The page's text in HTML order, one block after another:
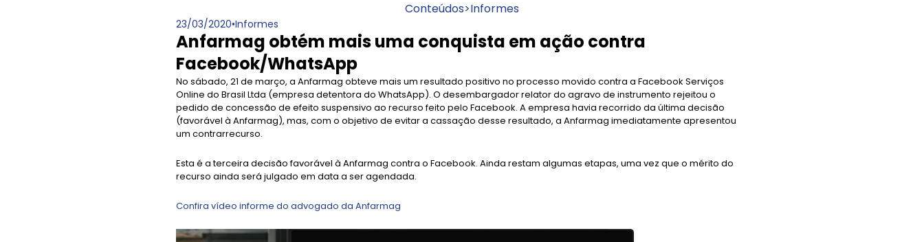
Conteúdos>Informes
23/03/2020•Informes
Anfarmag obtém mais uma conquista em ação contra
Facebook/WhatsApp
No sábado, 21 de março, a Anfarmag obteve mais um resultado positivo no processo movido contra a Facebook Serviços
Online do Brasil Ltda (empresa detentora do WhatsApp). O desembargador relator do agravo de instrumento rejeitou o
pedido de concessão de efeito suspensivo ao recurso feito pelo Facebook. A empresa havia recorrido da última decisão
(favorável à Anfarmag), mas, com o objetivo de evitar a cassação desse resultado, a Anfarmag imediatamente apresentou
um contrarrecurso.
Esta é a terceira decisão favorável à Anfarmag contra o Facebook. Ainda restam algumas etapas, uma vez que o mérito do
recurso ainda será julgado em data a ser agendada.
Confira vídeo informe do advogado da Anfarmag